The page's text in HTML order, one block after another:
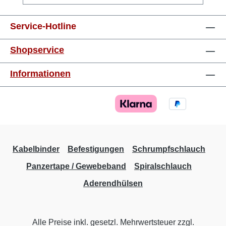
mm 10,0 mm²elfenbein12 mm 16,0
mm²grün12 mm 25,0 mm²braun16 mm 35,0
mm²grau16 mm 50,0 mm²olive20 mm
Service-Hotline
Shopservice
Informationen
Kabelbinder Befestigungen
Schrumpfschlauch
Panzertape / Gewebeband
Spiralschlauch
Aderendhülsen
Alle Preise inkl. gesetzl. Mehrwertsteuer zzgl.